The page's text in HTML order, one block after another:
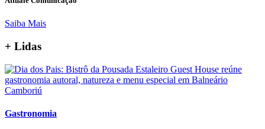
Saiba Mais
+ Lidas
Gastronomia